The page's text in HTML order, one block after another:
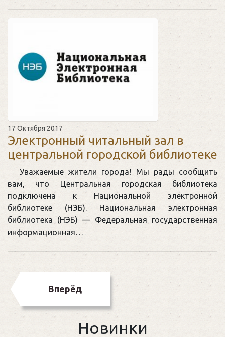
17 Октября 2017
Электронный читальный зал в
центральной городской библиотеке
Уважаемые жители города! Мы рады сообщить
вам, что Центральная городская библиотека
подключена к Национальной электронной
библиотеке (НЭБ). Национальная электронная
библиотека (НЭБ) — Федеральная государственная
информационная…
Вперёд
Новинки